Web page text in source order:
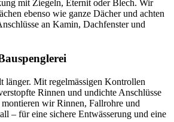
mit Ziegeln, Eternit oder Blech. Wir
ebenso wie ganze Dächer und achten
an Kamin, Dachfenster und
länger. Mit regelmässigen Kontrollen
Rinnen und undichte Anschlüsse
wir Rinnen, Fallrohre und
– für eine sichere Entwässerung und eine